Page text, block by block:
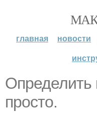
главная новости
Определить
просто.